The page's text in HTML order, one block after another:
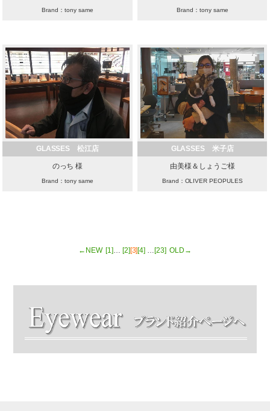
Brand：tony same Brand：tony same
GLASSES 松江店
のっち 様
Brand：tony same
GLASSES 米子店
由美様＆しょうご様
Brand：OLIVER PEOPULES
←NEW [1]… [2][3][4] …[23] OLD→